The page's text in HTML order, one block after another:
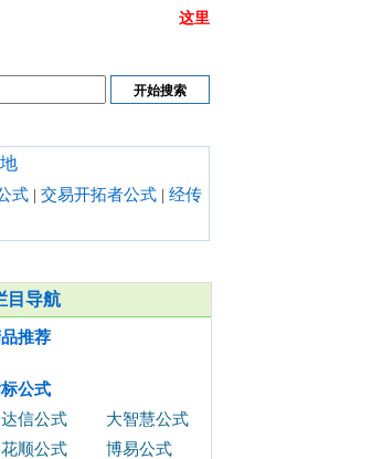
这里
式 | 交易开拓者公式 | 经传
目导航
推荐
公式
信公式
大智慧公式
花顺公式
博易公式